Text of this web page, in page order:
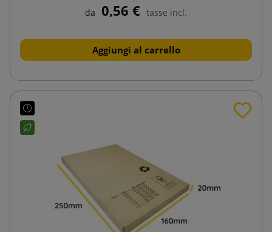
da 0,56 € tasse incl.
Aggiungi al carrello